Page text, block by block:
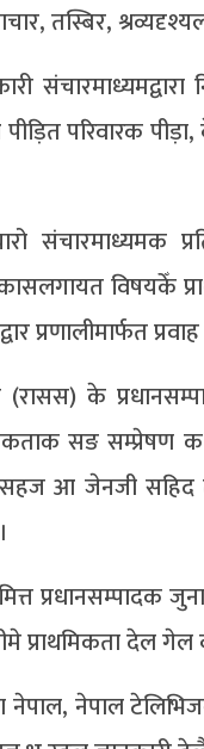
तस्बिर,
परिवारक
संचारमाध्यमक
विषयकेँ
प्रणालीमार्फत
(रासस) के
सङ सम्प्रेषण
आ जेनजी सहिद
प्राथमिकता देल गेल
नेपाल, नेपाल